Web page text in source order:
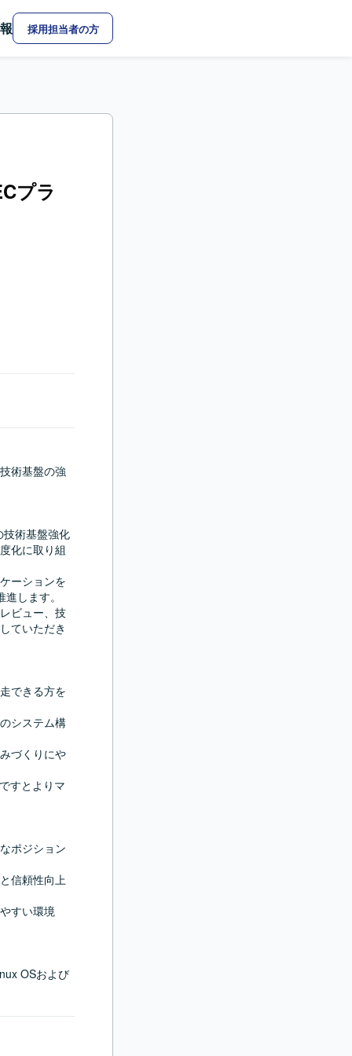
採用担当者の方
プラ
術基盤の強
術基盤強化
化に取り組
ーションを
します。
ビュー、技
ていただき
できる方を
システム構
づくりにや
すとよりマ
ポジション
信頼性向上
すい環境
OSおよび